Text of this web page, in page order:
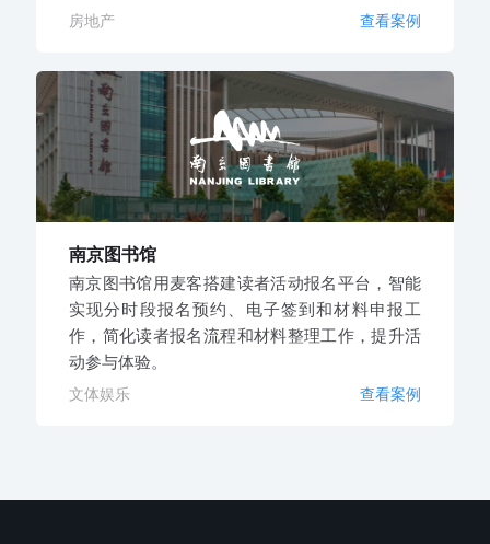
房地产 查看案例
南京图书馆
南京图书馆用麦客搭建读者活动报名平台，智能
实现分时段报名预约、电子签到和材料申报工
作，简化读者报名流程和材料整理工作，提升活
动参与体验。
文体娱乐 查看案例